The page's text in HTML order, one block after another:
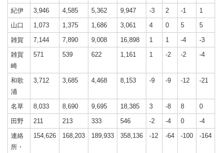
紀伊
3,946 4,585 5,362 9,947 -3 2 -1
1
山口
1,073 1,375 1,686 3,061 4 0 5
5
雑賀
7,144 7,890 9,008 16,898 1 1 -4
-3
雑賀
崎
571 539 622 1,161 1 -2 -2 -4
和歌
浦
3,712 3,685 4,468 8,153 -9 -9 -12 -21
名草 8,033 8,690 9,695 18,385 3 -8 8
0
田野
211 213 333 546 -2 -4 0
-4
連絡
所・
154,626 168,203 189,933 358,136 -12 -64 -100 -164